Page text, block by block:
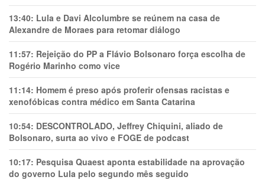
13:40: Lula e Davi Alcolumbre se reúnem na casa de
Alexandre de Moraes para retomar diálogo
11:57: Rejeição do PP a Flávio Bolsonaro força escolha de
Rogério Marinho como vice
11:14: Homem é preso após proferir ofensas racistas e
xenofóbicas contra médico em Santa Catarina
10:54: DESCONTROLADO, Jeffrey Chiquini, aliado de
Bolsonaro, surta ao vivo e FOGE de podcast
10:17: Pesquisa Quaest aponta estabilidade na aprovação
do governo Lula pelo segundo mês seguido